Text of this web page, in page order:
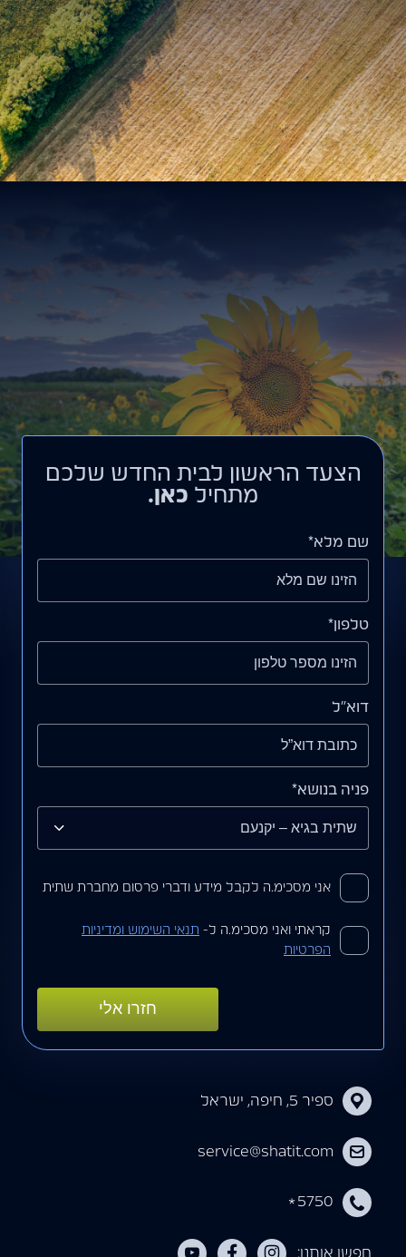
הצעד הראשון לבית החדש שלכם
מתחיל כאן.
שם מלא*
טלפון*
דוא”ל
פניה בנושא*
Yes קראתי ואני מסכימ.ה ל- תנאי השימוש ומדיניות
הפרטיות
Yes אני מסכימ.ה לקבל מידע ודברי פרסום מחברת שתית
ספיר 5, חיפה, ישראל
5750
*
service@shatit.com
חפשו אותנו: